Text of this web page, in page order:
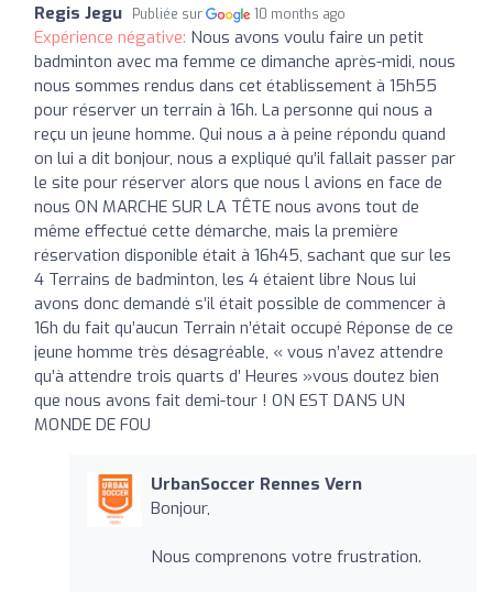
Regis Jegu Publiée sur 10 months ago
Expérience négative: Nous avons voulu faire un petit
badminton avec ma femme ce dimanche après-midi, nous
nous sommes rendus dans cet établissement à 15h55
pour réserver un terrain à 16h. La personne qui nous a
reçu un jeune homme. Qui nous a à peine répondu quand
on lui a dit bonjour, nous a expliqué qu’il fallait passer par
le site pour réserver alors que nous l avions en face de
nous ON MARCHE SUR LA TÊTE nous avons tout de
même effectué cette démarche, mais la première
réservation disponible était à 16h45, sachant que sur les
4 Terrains de badminton, les 4 étaient libre Nous lui
avons donc demandé s’il était possible de commencer à
16h du fait qu’aucun Terrain n’était occupé Réponse de ce
jeune homme très désagréable, « vous n’avez attendre
qu’à attendre trois quarts d’ Heures »vous doutez bien
que nous avons fait demi-tour ! ON EST DANS UN
MONDE DE FOU
UrbanSoccer Rennes Vern
Bonjour,
Nous comprenons votre frustration.